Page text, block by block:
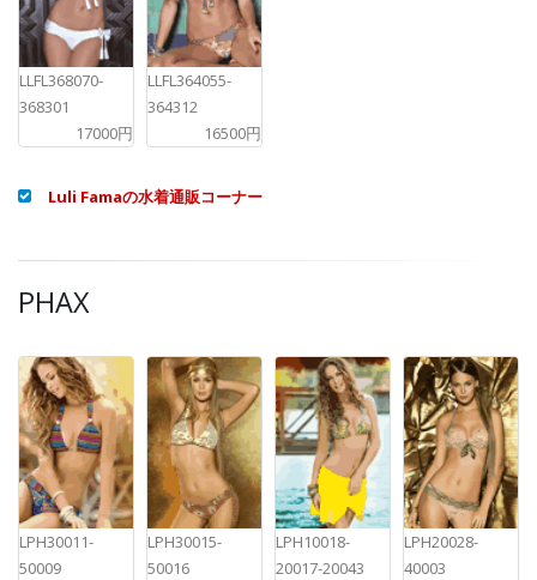
LLFL368070-
368301
17000円
LLFL364055-
364312
16500円
Luli Famaの水着通販コーナー
PHAX
LPH30011-
50009
LPH30015-
50016
LPH10018-
20017-20043
LPH20028-
40003